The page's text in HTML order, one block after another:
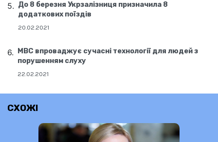
До 8 березня Укрзалізниця призначила 8
додаткових поїздів
20.02.2021
МВС впроваджує сучасні технології для людей з
порушенням слуху
22.02.2021
СХОЖІ